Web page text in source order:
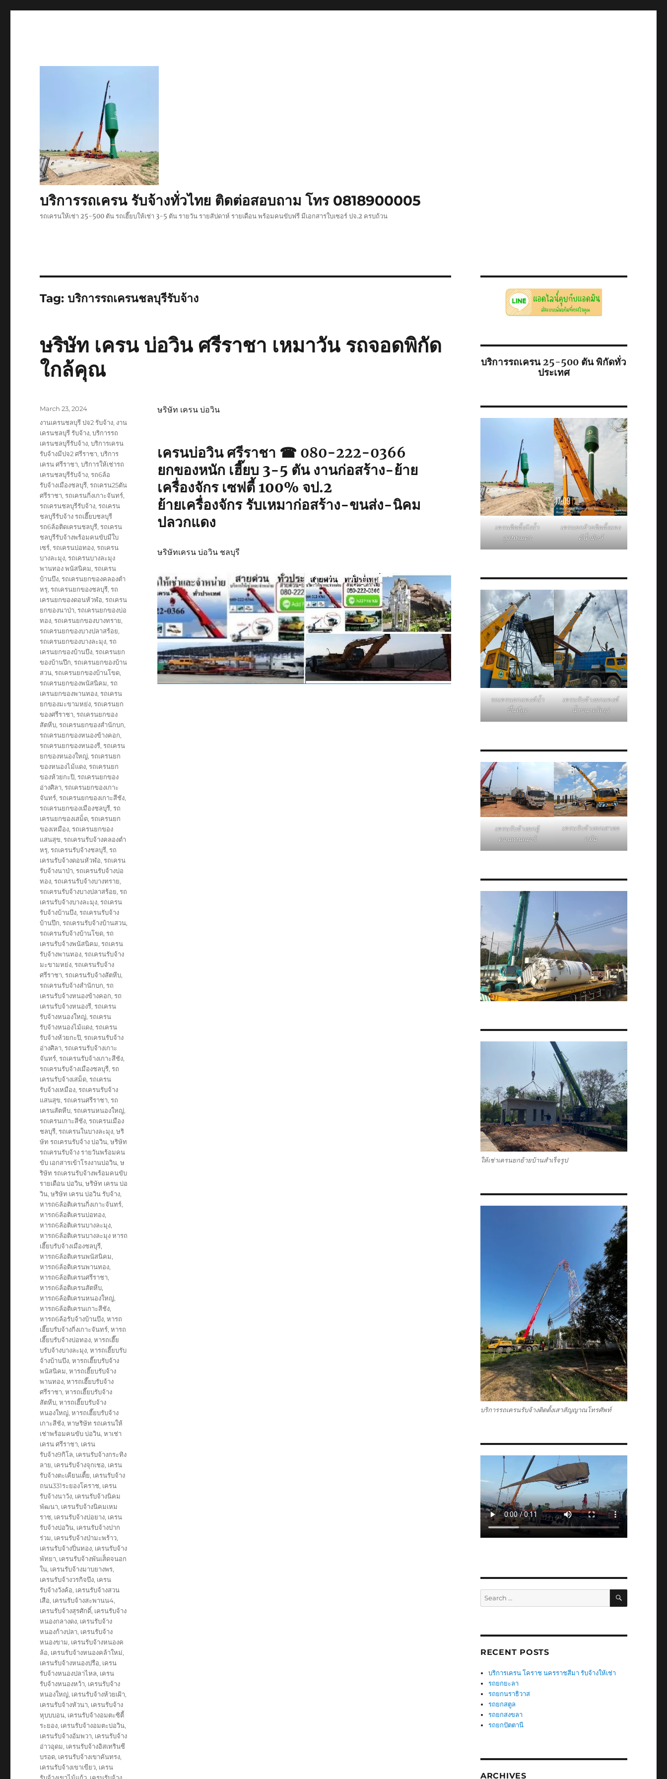
บริการรถเครน รับจ้างทั่วไทย ติดต่อสอบถาม โทร 0818900005
รถเครนให้เช่า 25-500 ตัน รถเฮี๊ยบให้เช่า 3-5 ตัน รายวัน รายสัปดาห์ รายเดือน พร้อมคนขับฟรี มีเอกสารใบเซอร์ ปจ.2 ครบถ้วน
Tag:บริการรถเครนชลบุรีรับจ้าง
ษริษัท เครน บ่อวิน ศรีราชา เหมาวัน รถจอดพิกัด
ใกล้คุณ
ษริษัท เครน บ่อวิน
เครนบ่อวิน ศรีราชา ☎ 080-222-0366
ยกของหนัก เฮี๊ยบ 3-5 ตัน งานก่อสร้าง-ย้าย
เครื่องจักร เซฟตี้ 100% จป.2
ย้ายเครื่องจักร รับเหมาก่อสร้าง-ขนส่ง-นิคม
ปลวกแดง
ษริษัทเครน บ่อวิน ชลบุรี
Posted
March 23, 2024
Tags
งานเครนชลบุรี ปจ2 รับจ้าง, งาน
เครนชลบุรี รับจ้าง,บริการรถ
เครนชลบุรีรับจ้าง,บริการเครน
รับจ้างมีปจ2 ศรีราชา,บริการ
เครน ศรีราชา,บริการให้เช่ารถ
เครนชลบุรีรับจ้าง,รถ6ล้อ
รับจ้างเมืองชลบุรี,รถเครน25ตัน
ศรีราชา,รถเครนกิ่งเกาะจันทร์,
รถเครนชลบุรีรับจ้าง,รถเครน
ชลบุรีรับจ้าง รถเฮี๊ยบชลบุรี
รถ6ล้อติดเครนชลบุรี,รถเครน
ชลบุรีรับจ้างพร้อมคนขับมีใบ
เซร์,รถเครนบ่อทอง,รถเครน
บางละมุง,รถเครนบางละมุง
พานทอง พนัสนิคม,รถเครน
บ้านบึง,รถเครนยกของคลองตำ
หรุ,รถเครนยกของชลบุรี,รถ
เครนยกของดอนหัวฬ่อ,รถเครน
ยกของนาป่า,รถเครนยกของบ่อ
ทอง,รถเครนยกของบางทราย,
รถเครนยกของบางปลาสร้อย,
รถเครนยกของบางละมุง,รถ
เครนยกของบ้านบึง,รถเครนยก
ของบ้านปึก,รถเครนยกของบ้าน
สวน,รถเครนยกของบ้านโขด,
รถเครนยกของพนัสนิคม,รถ
เครนยกของพานทอง,รถเครน
ยกของมะขามหย่ง,รถเครนยก
ของศรีราชา,รถเครนยกของ
สัตหีบ,รถเครนยกของสำนักบก,
รถเครนยกของหนองข้างคอก,
รถเครนยกของหนองรี,รถเครน
ยกของหนองใหญ่,รถเครนยก
ของหนองไม้แดง,รถเครนยก
ของห้วยกะปิ,รถเครนยกของ
อ่างศิลา,รถเครนยกของเกาะ
จันทร์,รถเครนยกของเกาะสีชัง,
รถเครนยกของเมืองชลบุรี,รถ
เครนยกของเสม็ด,รถเครนยก
ของเหมือง,รถเครนยกของ
แสนสุข,รถเครนรับจ้างคลองตำ
หรุ,รถเครนรับจ้างชลบุรี,รถ
เครนรับจ้างดอนหัวฬ่อ,รถเครน
รับจ้างนาป่า,รถเครนรับจ้างบ่อ
ทอง,รถเครนรับจ้างบางทราย,
รถเครนรับจ้างบางปลาสร้อย,รถ
เครนรับจ้างบางละมุง,รถเครน
รับจ้างบ้านบึง,รถเครนรับจ้าง
บ้านปึก,รถเครนรับจ้างบ้านสวน,
รถเครนรับจ้างบ้านโขด,รถ
เครนรับจ้างพนัสนิคม,รถเครน
รับจ้างพานทอง,รถเครนรับจ้าง
มะขามหย่ง,รถเครนรับจ้าง
ศรีราชา,รถเครนรับจ้างสัตหีบ,
รถเครนรับจ้างสำนักบก,รถ
เครนรับจ้างหนองข้างคอก,รถ
เครนรับจ้างหนองรี,รถเครน
รับจ้างหนองใหญ่,รถเครน
รับจ้างหนองไม้แดง,รถเครน
รับจ้างห้วยกะปิ,รถเครนรับจ้าง
อ่างศิลา,รถเครนรับจ้างเกาะ
จันทร์,รถเครนรับจ้างเกาะสีชัง,
รถเครนรับจ้างเมืองชลบุรี,รถ
เครนรับจ้างเสม็ด,รถเครน
รับจ้างเหมือง,รถเครนรับจ้าง
แสนสุข,รถเครนศรีราชา,รถ
เครนสัตหีบ,รถเครนหนองใหญ่,
รถเครนเกาะสีชัง,รถเครนเมือง
ชลบุรี,รถเครนในบางละมุง,ษริ
ษัท รถเครนรับจ้าง บ่อวิน,ษริษัท
รถเครนรับจ้าง รายวันพร้อมคน
ขับ เอกสารเข้าโรงงานบ่อวิน,ษ
ริษัท รถเครนรับจ้างพร้อมคนขับ
รายเดือน บ่อวิน,ษริษัท เครน บ่อ
วิน,ษริษัท เครน บ่อวิน รับจ้าง,
หารถ6ล้อติเครนกิ่งเกาะจันทร์,
หารถ6ล้อติเครนบ่อทอง,
หารถ6ล้อติเครนบางละมุง,
หารถ6ล้อติเครนบางละมุง หารถ
เฮี๊ยบรับจ้างเมืองชลบุรี,
หารถ6ล้อติเครนพนัสนิคม,
หารถ6ล้อติเครนพานทอง,
หารถ6ล้อติเครนศรีราชา,
หารถ6ล้อติเครนสัตหีบ,
หารถ6ล้อติเครนหนองใหญ่,
หารถ6ล้อติเครนเกาะสีชัง,
หารถ6ล้อรับจ้างบ้านบึง,หารถ
เฮี๊ยบรับจ้างกิ่งเกาะจันทร์,หารถ
เฮี๊ยบรับจ้างบ่อทอง,หารถเฮี๊ย
บรับจ้างบางละมุง,หารถเฮี๊ยบรับ
จ้างบ้านบึง,หารถเฮี๊ยบรับจ้าง
พนัสนิคม,หารถเฮี๊ยบรับจ้าง
พานทอง,หารถเฮี๊ยบรับจ้าง
ศรีราชา,หารถเฮี๊ยบรับจ้าง
สัตหีบ,หารถเฮี๊ยบรับจ้าง
หนองใหญ่,หารถเฮี๊ยบรับจ้าง
เกาะสีชัง,หาษริษัท รถเครนให้
เช่าพร้อมคนขับ บ่อวิน,หาเช่า
เครน ศรีราชา, เครน
รับจ้าง9กิโล, เครนรับจ้างกระทิง
ลาย, เครนรับจ้างจุกเชอ, เครน
รับจ้างตะเคียนเตี้ย, เครนรับจ้าง
ถนน331ระยองโคราช, เครน
รับจ้างนาวัง, เครนรับจ้างนิคม
พัฒนา, เครนรับจ้างนิคมเหม
ราช, เครนรับจ้างบ่อยาง, เครน
รับจ้างบ่อวิน, เครนรับจ้างปาก
ร่วม, เครนรับจ้างป่ามะพร้าว,
เครนรับจ้างปิ่นทอง, เครนรับจ้าง
พัทยา, เครนรับจ้างพันเส็ดจนอก
ใน, เครนรับจ้างมาบยางพร,
เครนรับจ้างวรกิจบึง, เครน
รับจ้างวังค้อ, เครนรับจ้างสวน
เสือ, เครนรับจ้างสะพานน4,
เครนรับจ้างสุรศักดิ์, เครนรับจ้าง
หนองกลางดง, เครนรับจ้าง
หนองก้างปลา, เครนรับจ้าง
หนองขาม, เครนรับจ้างหนองค
ล้อ, เครนรับจ้างหนองคล้าใหม่,
เครนรับจ้างหนองปรือ, เครน
รับจ้างหนองปลาไหล, เครน
รับจ้างหนองหว้า, เครนรับจ้าง
หนองใหญ่, เครนรับจ้างห้วยเฝ้า,
เครนรับจ้างหัวนา, เครนรับจ้าง
หุบบบอน, เครนรับจ้างอมตะซิตี้
ระยอง, เครนรับจ้างอมตะบ่อวิน,
เครนรับจ้างอัมพวา, เครนรับจ้าง
อ่าวอุดม, เครนรับจ้างอิสเทรินซี
บรอด, เครนรับจ้างเขาคันทรง,
เครนรับจ้างเขาเขียว, เครน
บริการรถเครน 25-500 ตัน พิกัดทั่ว
ประเทศ
เครนติดตั้งถังน้ำ
สูง20เมตร
เครนยกย้ายติดตั้งแทง
ค์น้ำยักษ์
รถเครนยกแทงค์น้ำ
ขึ้นที่สูง
เครนรับจ้างยกแทงค์
น้ำขนาดใหญ่
เครนรับจ้างยกตู้
คอนเทนเนอร์
เครนรับจ้างยกเสาตอ
หม้อ
ให้เช่าเครนยกย้ายบ้านสำเร็จรูป
บริการรถเครนรับจ้างติดตั้งเสาสัญญาณโทรศัพท์
Search
for:
SEARCH
RECENT POSTS
บริการเครน โคราช นครราชสีมา รับจ้างให้เช่า
รถยกยะลา
รถยกนราธิวาส
รถยกสตูล
รถยกสงขลา
รถยกปัตตานี
ARCHIVES